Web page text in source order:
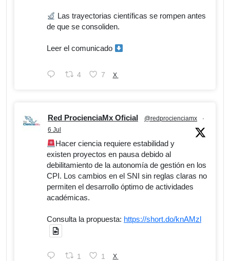
Las trayectorias científicas se rompen antes
de que se consoliden.
Leer el comunicado
4 7 X
Red ProcienciaMx Oficial @redprocienciamx
·
6 Jul
Hacer ciencia requiere estabilidad y
existen proyectos en pausa debido al
debilitamiento de la autonomía de gestión en los
CPI. Los cambios en el SNI sin reglas claras no
permiten el desarrollo óptimo de actividades
académicas.
Consulta la propuesta: https://short.do/knAMzl
1 1 X